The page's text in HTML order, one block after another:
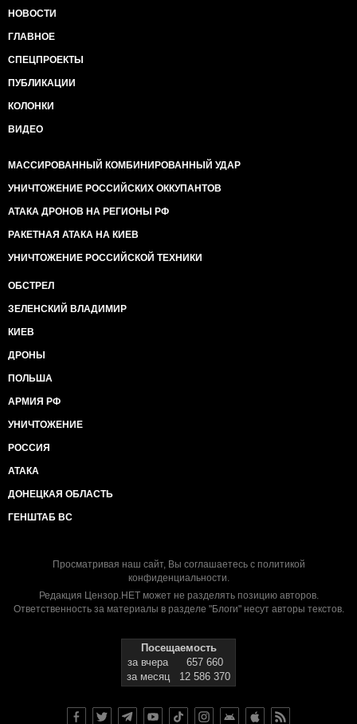
НОВОСТИ
ГЛАВНОЕ
СПЕЦПРОЕКТЫ
ПУБЛИКАЦИИ
КОЛОНКИ
ВИДЕО
МАССИРОВАННЫЙ КОМБИНИРОВАННЫЙ УДАР
УНИЧТОЖЕНИЕ РОССИЙСКИХ ОККУПАНТОВ
АТАКА ДРОНОВ НА РЕГИОНЫ РФ
РАКЕТНАЯ АТАКА НА КИЕВ
УНИЧТОЖЕНИЕ РОССИЙСКОЙ ТЕХНИКИ
ОБСТРЕЛ
ЗЕЛЕНСКИЙ ВЛАДИМИР
КИЕВ
ДРОНЫ
ПОЛЬША
АРМИЯ РФ
УНИЧТОЖЕНИЕ
РОССИЯ
АТАКА
ДОНЕЦКАЯ ОБЛАСТЬ
ГЕНШТАБ ВС
Просматривая наш сайт, Вы соглашаетесь с политикой
конфиденциальности.
Редакция Цензор.НЕТ может не разделять позицию авторов.
Ответственность за материалы в разделе "Блоги" несут авторы текстов.
Посещаемость
за вчера
657 660
за месяц
12 586 370